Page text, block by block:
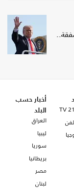
أخبار حسب
البلد
العراق
ليبيا
سوريا
بريطانيا
مصر
لبنان